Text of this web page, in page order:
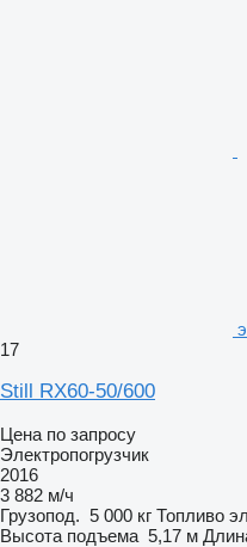
17
Still RX60-50/600
Цена по запросу
Электропогрузчик
2016
3 882 м/ч
Грузопод. 5 000 кг Топливо
Высота подъема 5,17 м